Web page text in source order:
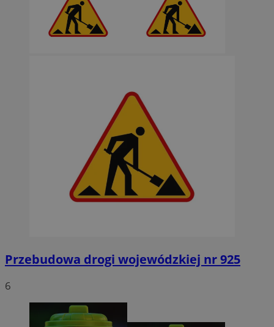
Przebudowa drogi wojewódzkiej nr 925
6